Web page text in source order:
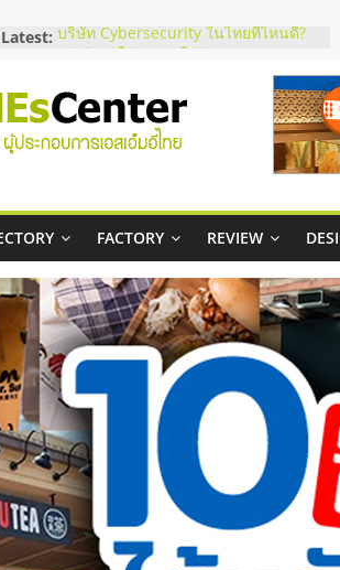
Latest: บริษัท Cybersecurity ในไทยที่ไหนดี?
อยากหาเงินทุน เพิ่มสภาพคล่องให้ธุรกิจ
เริ่มยังไงให้ผ่านฉลุย
สัมมนาออนไลน์ โอกาสบริหารสถานี
ThaiFranchise Meet Up จับคู่แฟรน
ไชส์ ครั้งที่ 8
ร้านเครื่องเสียงคุณภาพสูง พร้อม
โซลูชันระบบภาพและเสียง
ทย,
FACTORY REVIEW